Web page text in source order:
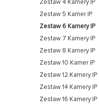
Zestaw 4 Kamery IP
Zestaw 5 Kamer IP
Zestaw 6 Kamery IP
Zestaw 7 Kamery IP
Zestaw 8 Kamery IP
Zestaw 10 Kamer IP
Zestaw 12 Kamery IP
Zestaw 14 Kamery IP
Zestaw 16 Kamery IP